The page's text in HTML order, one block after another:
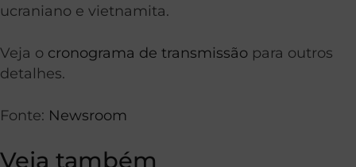
ucraniano e vietnamita.
Veja o cronograma de transmissão para outros
detalhes.
Fonte: Newsroom
Veja também